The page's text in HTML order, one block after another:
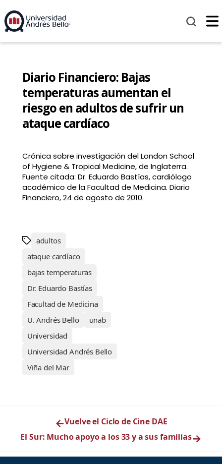
Diario Financiero: Bajas
temperaturas aumentan el
riesgo en adultos de sufrir un
ataque cardíaco
Crónica sobre investigación del London School
of Hygiene & Tropical Medicine, de Inglaterra.
Fuente citada: Dr. Eduardo Bastías, cardiólogo
académico de la Facultad de Medicina. Diario
Financiero, 24 de agosto de 2010.
adultos
ataque cardíaco
bajas temperaturas
Dr. Eduardo Bastías
Facultad de Medicina
U. Andrés Bello
unab
Universidad
Universidad Andrés Bello
Viña del Mar
←Vuelve el Ciclo de Cine DAE
El Sur: Mucho apoyo a los 33 y a sus familias→